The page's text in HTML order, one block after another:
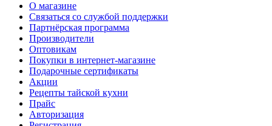
О магазине
Связаться со службой поддержки
Партнёрская программа
Производители
Оптовикам
Покупки в интернет-магазине
Подарочные сертификаты
Акции
Рецепты тайской кухни
Прайс
Авторизация